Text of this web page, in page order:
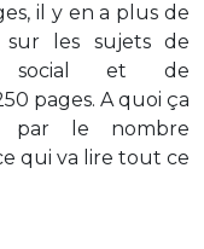
il y en a plus de
les sujets de
social et de
pages. A quoi ça
par le nombre
qui va lire tout ce